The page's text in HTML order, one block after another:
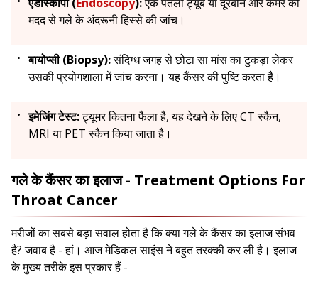
मदद से गले के अंदरूनी हिस्से की जांच।
बायोप्सी (Biopsy):संदिग्ध जगह से छोटा सा मांस का टुकड़ा लेकर
उसकी प्रयोगशाला में जांच करना। यह कैंसर की पुष्टि करता है।
इमेजिंग टेस्ट:ट्यूमर कितना फैला है, यह देखने के लिए CT स्कैन,
MRI या PET स्कैन किया जाता है।
गले के कैंसर का इलाज - Treatment Options For
Throat Cancer
मरीजों का सबसे बड़ा सवाल होता है कि क्या गले के कैंसर का इलाज संभव
है? जवाब है - हां। आज मेडिकल साइंस ने बहुत तरक्की कर ली है। इलाज
के मुख्य तरीके इस प्रकार हैं -